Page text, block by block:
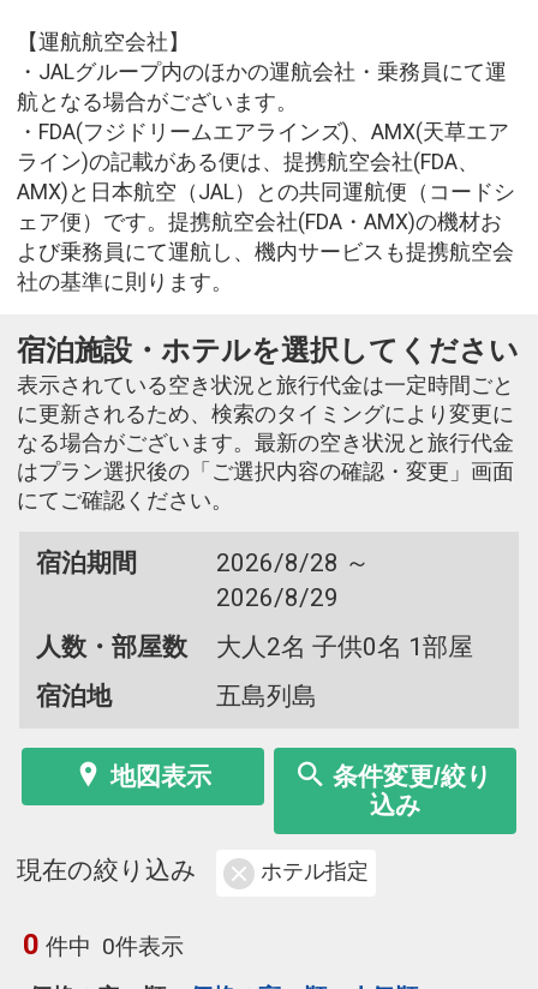
【運航航空会社】
・JALグループ内のほかの運航会社・乗務員にて運
航となる場合がございます。
・FDA(フジドリームエアラインズ)、AMX(天草エア
ライン)の記載がある便は、提携航空会社(FDA、
AMX)と日本航空（JAL）との共同運航便（コードシ
ェア便）です。提携航空会社(FDA・AMX)の機材お
よび乗務員にて運航し、機内サービスも提携航空会
社の基準に則ります。
宿泊施設・ホテルを選択してください
表示されている空き状況と旅行代金は一定時間ごと
に更新されるため、検索のタイミングにより変更に
なる場合がございます。最新の空き状況と旅行代金
はプラン選択後の「ご選択内容の確認・変更」画面
にてご確認ください。
宿泊期間
2026/8/28 ～
2026/8/29
人数・部屋数
大人2名 子供0名 1部屋
宿泊地
五島列島
地図表示
条件変更/絞り
込み
現在の絞り込み ホテル指定
0 件中 0件表示